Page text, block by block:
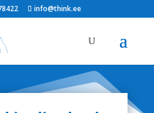
info@think.ee